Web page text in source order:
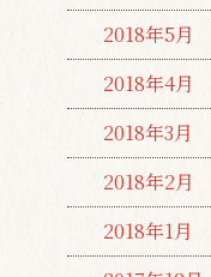
2018年5月
2018年4月
2018年3月
2018年2月
2018年1月